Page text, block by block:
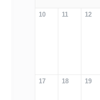
10 11 12
17 18 19